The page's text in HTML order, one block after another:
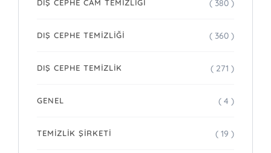
DIŞ CEPHE CAM TEMIZLIĞI ( 380 )
DIŞ CEPHE TEMIZLIĞI ( 360 )
DIŞ CEPHE TEMIZLIK ( 271 )
GENEL ( 4 )
TEMIZLIK ŞIRKETI ( 19 )